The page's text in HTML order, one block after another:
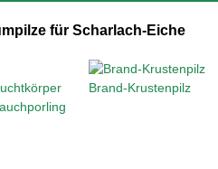
für Scharlach-Eiche
Brand-Krustenpilz